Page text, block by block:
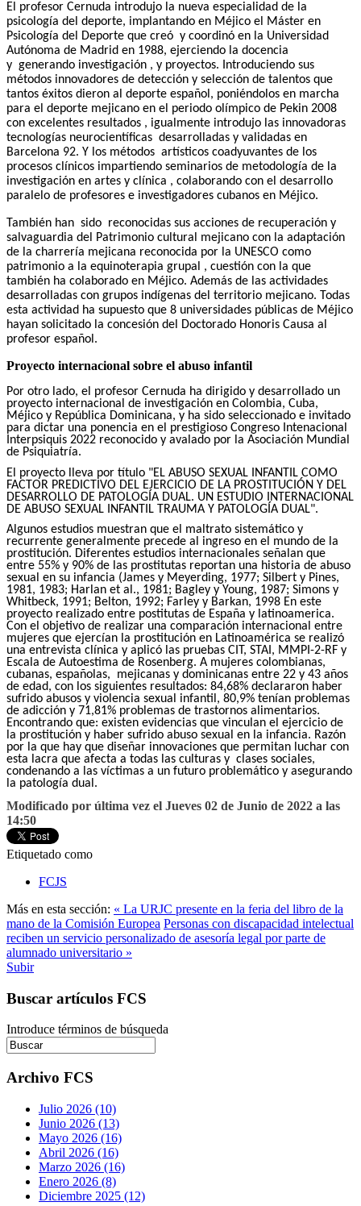
El profesor Cernuda introdujo la nueva especialidad de la
psicología del deporte, implantando en Méjico el Máster en
Psicología del Deporte que creó y coordinó en la Universidad
Autónoma de Madrid en 1988, ejerciendo la docencia
y generando investigación , y proyectos. Introduciendo sus
métodos innovadores de detección y selección de talentos que
tantos éxitos dieron al deporte español, poniéndolos en marcha
para el deporte mejicano en el periodo olímpico de Pekin 2008
con excelentes resultados , igualmente introdujo las innovadoras
tecnologías neurocientíficas desarrolladas y validadas en
Barcelona 92. Y los métodos artísticos coadyuvantes de los
procesos clínicos impartiendo seminarios de metodología de la
investigación en artes y clínica , colaborando con el desarrollo
paralelo de profesores e investigadores cubanos en Méjico.
También han sido reconocidas sus acciones de recuperación y
salvaguardia del Patrimonio cultural mejicano con la adaptación
de la charrería mejicana reconocida por la UNESCO como
patrimonio a la equinoterapia grupal , cuestión con la que
también ha colaborado en Méjico. Además de las actividades
desarrolladas con grupos indígenas del territorio mejicano. Todas
esta actividad ha supuesto que 8 universidades públicas de Méjico
hayan solicitado la concesión del Doctorado Honoris Causa al
profesor español.
Proyecto internacional sobre el abuso infantil
Por otro lado, el profesor Cernuda ha dirigido y desarrollado un
proyecto internacional de investigación en Colombia, Cuba,
Méjico y República Dominicana, y ha sido seleccionado e invitado
para dictar una ponencia en el prestigioso Congreso Intenacional
Interpsiquis 2022 reconocido y avalado por la Asociación Mundial
de Psiquiatría.
El proyecto lleva por título "EL ABUSO SEXUAL INFANTIL COMO
FACTOR PREDICTIVO DEL EJERCICIO DE LA PROSTITUCIÓN Y DEL
DESARROLLO DE PATOLOGÍA DUAL. UN ESTUDIO INTERNACIONAL
DE ABUSO SEXUAL INFANTIL TRAUMA Y PATOLOGÍA DUAL".
Algunos estudios muestran que el maltrato sistemático y
recurrente generalmente precede al ingreso en el mundo de la
prostitución. Diferentes estudios internacionales señalan que
entre 55% y 90% de las prostitutas reportan una historia de abuso
sexual en su infancia (James y Meyerding, 1977; Silbert y Pines,
1981, 1983; Harlan et al., 1981; Bagley y Young, 1987; Simons y
Whitbeck, 1991; Belton, 1992; Farley y Barkan, 1998 En este
proyecto realizado entre postitutas de España y latinoamerica.
Con el objetivo de realizar una comparación internacional entre
mujeres que ejercían la prostitución en Latinoamérica se realizó
una entrevista clínica y aplicó las pruebas CIT, STAI, MMPI-2-RF y
Escala de Autoestima de Rosenberg. A mujeres colombianas,
cubanas, españolas, mejicanas y dominicanas entre 22 y 43 años
de edad, con los siguientes resultados: 84,68% declararon haber
sufrido abusos y violencia sexual infantil, 80,9% tenían problemas
de adicción y 71,81% problemas de trastornos alimentarios.
Encontrando que: existen evidencias que vinculan el ejercicio de
la prostitución y haber sufrido abuso sexual en la infancia. Razón
por la que hay que diseñar innovaciones que permitan luchar con
esta lacra que afecta a todas las culturas y clases sociales,
condenando a las víctimas a un futuro problemático y asegurando
la patología dual.
Modificado por última vez el Jueves 02 de Junio de 2022 a las
14:50
Etiquetado como
FCJS
Más en esta sección: « La URJC presente en la feria del libro de la
mano de la Comisión Europea Personas con discapacidad intelectual
reciben un servicio personalizado de asesoría legal por parte de
alumnado universitario »
Subir
Buscar artículos FCS
Introduce términos de búsqueda
Archivo FCS
Julio 2026 (10)
Junio 2026 (13)
Mayo 2026 (16)
Abril 2026 (16)
Marzo 2026 (16)
Enero 2026 (8)
Diciembre 2025 (12)